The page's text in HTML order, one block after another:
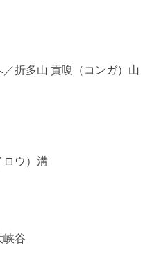
折多山 貢嗄（コンガ）山
ロウ）溝
峡谷